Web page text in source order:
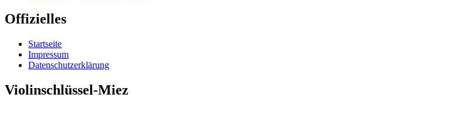
Offizielles
Startseite
Impressum
Datenschutzerklärung
Violinschlüssel-Miez